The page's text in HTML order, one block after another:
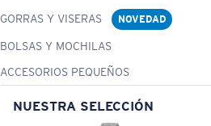
GORRAS Y VISERAS
NOVEDAD
BOLSAS Y MOCHILAS
ACCESORIOS PEQUEÑOS
NUESTRA SELECCIÓN